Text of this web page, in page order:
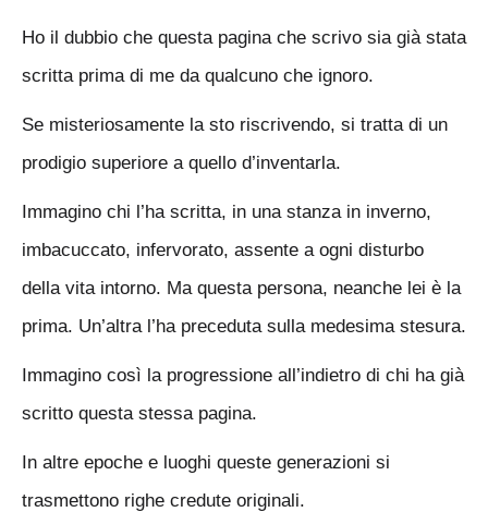
Ho il dubbio che questa pagina che scrivo sia già stata
scritta prima di me da qualcuno che ignoro.
Se misteriosamente la sto riscrivendo, si tratta di un
prodigio superiore a quello d’inventarla.
Immagino chi l’ha scritta, in una stanza in inverno,
imbacuccato, infervorato, assente a ogni disturbo
della vita intorno. Ma questa persona, neanche lei è la
prima. Un’altra l’ha preceduta sulla medesima stesura.
Immagino così la progressione all’indietro di chi ha già
scritto questa stessa pagina.
In altre epoche e luoghi queste generazioni si
trasmettono righe credute originali.